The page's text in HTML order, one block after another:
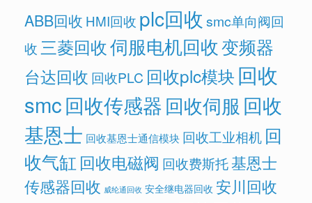
ABB回收 HMI回收 plc回收 smc单向阀回
收 三菱回收伺服电机回收变频器
台达回收 回收PLC 回收plc模块 回收
smc回收传感器回收伺服 回收
基恩士 回收基恩士通信模块 回收工业相机 回
收气缸 回收电磁阀 回收费斯托基恩士
传感器回收 威纶通回收 安全继电器回收 安川回收